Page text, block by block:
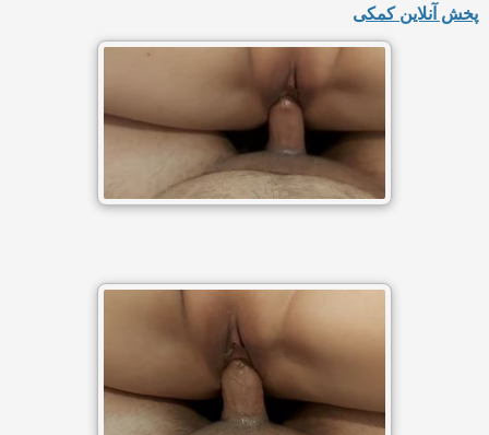
پخش آنلاین کمکی